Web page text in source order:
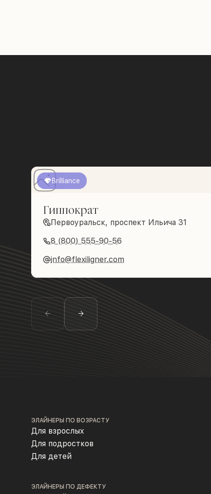
Brilliance
Гиппократ
Первоуральск, проспект Ильича 31
8 (800) 555-90-56
info@flexiligner.com
ЭЛАЙНЕРЫ ПО ВОЗРАСТУ
Для взрослых
Для подростков
Для детей
ЭЛАЙНЕРЫ ПО ДЕФЕКТУ